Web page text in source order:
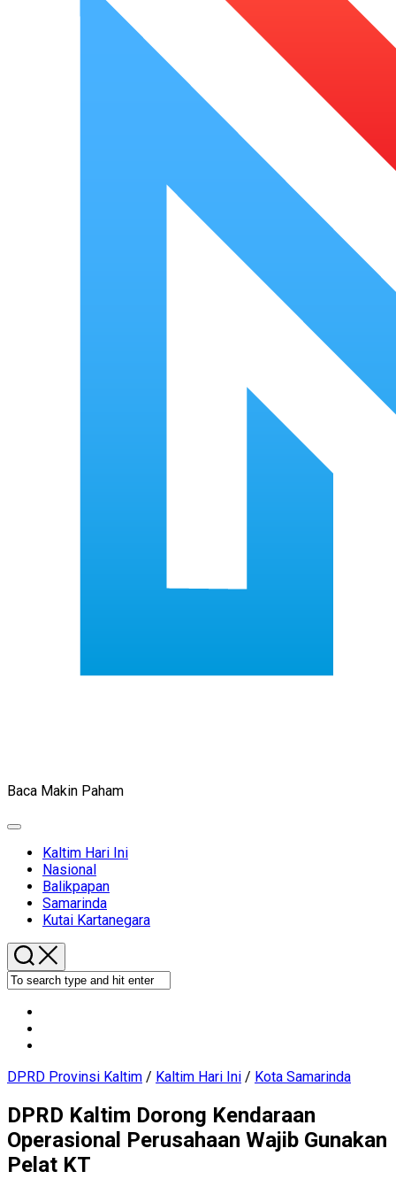
Baca Makin Paham
Expand
Current
Page
Parent
Kaltim Hari Ini
Nasional
Balikpapan
Current
Page
Samarinda
Kutai Kartanegara
DPRD Provinsi Kaltim / Kaltim Hari Ini / Kota Samarinda
DPRD Kaltim Dorong Kendaraan
Operasional Perusahaan Wajib Gunakan
Pelat KT